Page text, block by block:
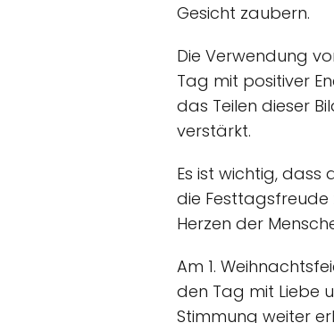
Gesicht zaubern.
Die Verwendung
Tag mit positiver
das Teilen dieser
verstärkt.
Es ist wichtig, dass
die Festtagsfreude
Herzen der
Am 1.
den Tag mit Liebe
Stimmung weiter